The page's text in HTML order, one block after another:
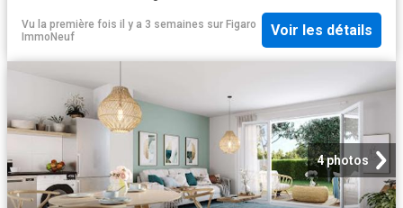
Vu la première fois il y a 3 semaines sur Figaro
ImmoNeuf
Voir les détails
4 photos